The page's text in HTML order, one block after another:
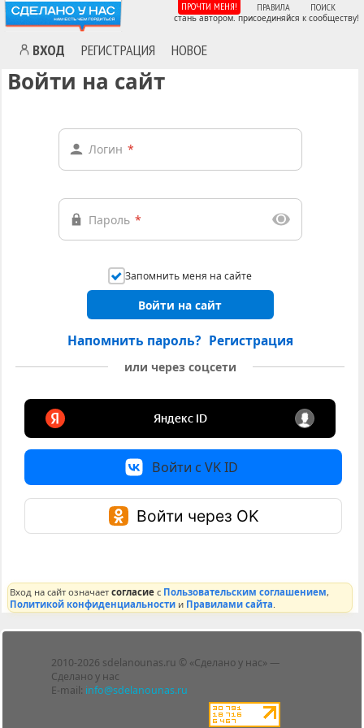
ВХОД РЕГИСТРАЦИЯ НОВОЕ
ПРОЧТИ МЕНЯ! ПРАВИЛА ПОИСК
стань автором. присоединяйся к сообществу!
Войти на сайт
Логин *
Пароль *
Запомнить меня на сайте
Войти на сайт
Напомнить пароль? Регистрация
или через соцсети
Войти с VK ID
Войти через OK
Вход на сайт означаетсогласие с Пользовательским соглашением,
Политикой конфиденциальности и Правилами сайта
2010-2026 sdelanounas.ru © «Сделано у нас» —
Сделано у нас
E-mail: info@sdelanounas.ru
Блоги
Люди
Политика